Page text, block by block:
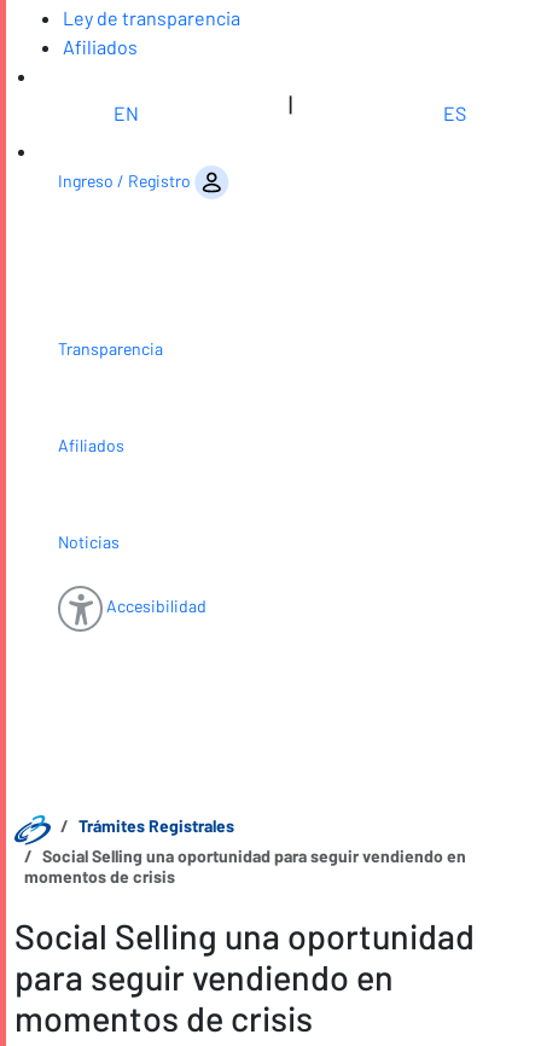
Ley de transparencia
Afiliados
EN |
ES
Ingreso / Registro
Transparencia
Afiliados
Noticias
Accesibilidad
Trámites Registrales
Social Selling una oportunidad para seguir vendiendo en
momentos de crisis
Social Selling una oportunidad
para seguir vendiendo en
momentos de crisis